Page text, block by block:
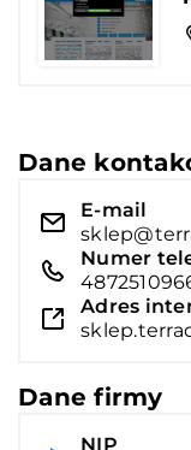
Dane
E-mail
Numer
Adres
Dane firmy
NIP